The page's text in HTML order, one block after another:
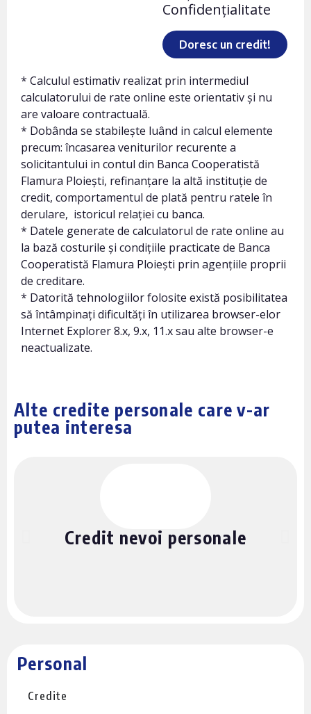
Personal
Credite
Confidențialitate
Doresc un credit!
* Calculul estimativ realizat prin intermediul
calculatorului de rate online este orientativ și nu
are valoare contractuală.
* Dobânda se stabilește luând in calcul elemente
precum: încasarea veniturilor recurente a
solicitantului in contul din Banca Cooperatistă
Flamura Ploieşti, refinanțare la altă instituție de
credit, comportamentul de plată pentru ratele în
derulare, istoricul relației cu banca.
* Datele generate de calculatorul de rate online au
la bază costurile și condițiile practicate de Banca
Cooperatistă Flamura Ploieşti prin agențiile proprii
de creditare.
* Datorită tehnologiilor folosite există posibilitatea
să întâmpinați dificultăți în utilizarea browser-elor
Internet Explorer 8.x, 9.x, 11.x sau alte browser-e
neactualizate.
Alte credite personale care v-ar
putea interesa
Credit nevoi personale